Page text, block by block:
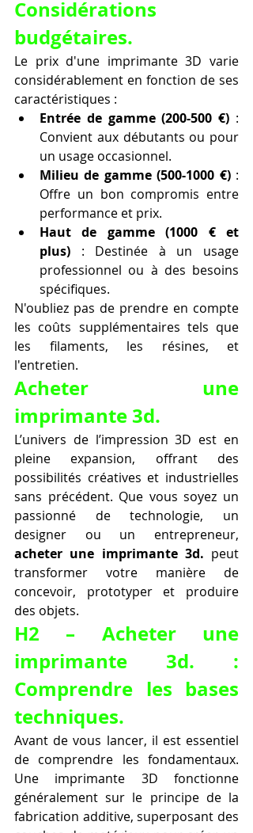
Considérations
budgétaires.
Le prix d'une imprimante 3D varie
considérablement en fonction de ses
caractéristiques :
Entrée de gamme (200-500 €) :
Convient aux débutants ou pour
un usage occasionnel.
Milieu de gamme (500-1000 €) :
Offre un bon compromis entre
performance et prix.
Haut de gamme (1000 € et
plus) : Destinée à un usage
professionnel ou à des besoins
spécifiques.
N'oubliez pas de prendre en compte
les coûts supplémentaires tels que
les filaments, les résines, et
l'entretien.
Acheter une
imprimante 3d.
L’univers de l’impression 3D est en
pleine expansion, offrant des
possibilités créatives et industrielles
sans précédent. Que vous soyez un
passionné de technologie, un
acheter une imprimante 3d. peut
transformer votre manière de
concevoir, prototyper et produire
des objets.
H2 – Acheter une
imprimante 3d. :
Comprendre les bases
techniques.
Avant de vous lancer, il est essentiel
de comprendre les fondamentaux.
Une imprimante 3D fonctionne
généralement sur le principe de la
fabrication additive, superposant des